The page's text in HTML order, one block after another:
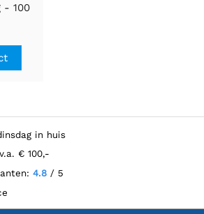
- 100
in huis
€ 100,-
4.8 / 5